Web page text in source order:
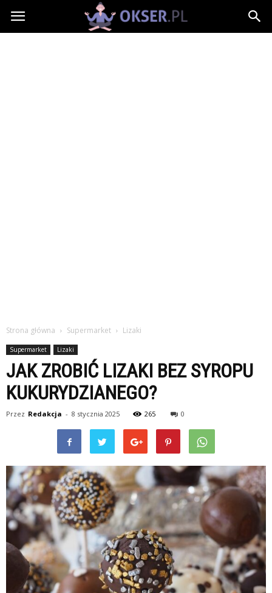
Okser.pl
Strona główna Supermarket Lizaki
Supermarket Lizaki
JAK ZROBIĆ LIZAKI BEZ SYROPU
KUKURYDZIANEGO?
Przez Redakcja - 8 stycznia 2025 265 0